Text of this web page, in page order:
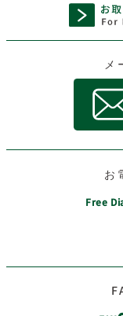
メ
お
Free